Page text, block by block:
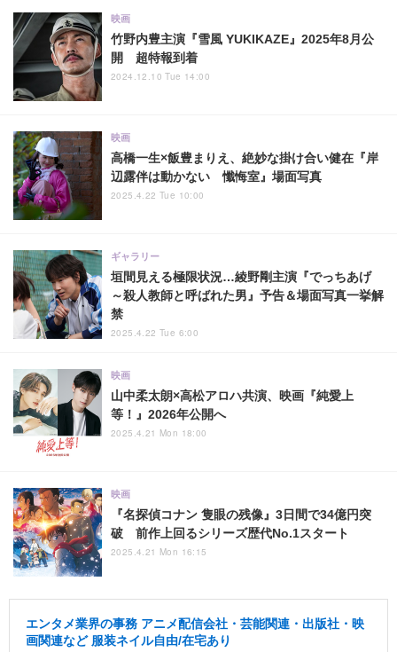
竹野内豊主演『雪風 YUKIKAZE』2025年8月公
開 超特報到着
映画
2024.12.10 Tue 14:00
高橋一生×飯豊まりえ、絶妙な掛け合い健在『岸
辺露伴は動かない 懺悔室』場面写真
映画
2025.4.22 Tue 10:00
垣間見える極限状況…綾野剛主演『でっちあげ
～殺人教師と呼ばれた男』予告＆場面写真一挙解
禁
ギャラリー
2025.4.22 Tue 6:00
山中柔太朗×高松アロハ共演、映画『純愛上
等！』2026年公開へ
映画
2025.4.21 Mon 18:00
『名探偵コナン 隻眼の残像』3日間で34億円突
破 前作上回るシリーズ歴代No.1スタート
映画
2025.4.21 Mon 16:15
エンタメ業界の事務 アニメ配信会社・芸能関連・出版社・映
画関連など 服装ネイル自由/在宅あり